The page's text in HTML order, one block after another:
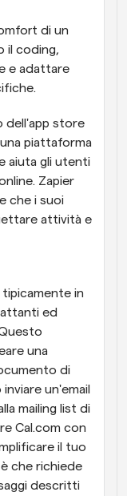
qualcosa
di un
il coding,
e adattare
dell'app store
piattaforma
aiuta gli utenti
Zapier
che i suoi
attività e
in
ed
una
di
un'email
mailing list di
Cal.com con
il tuo
che richiede
descritti